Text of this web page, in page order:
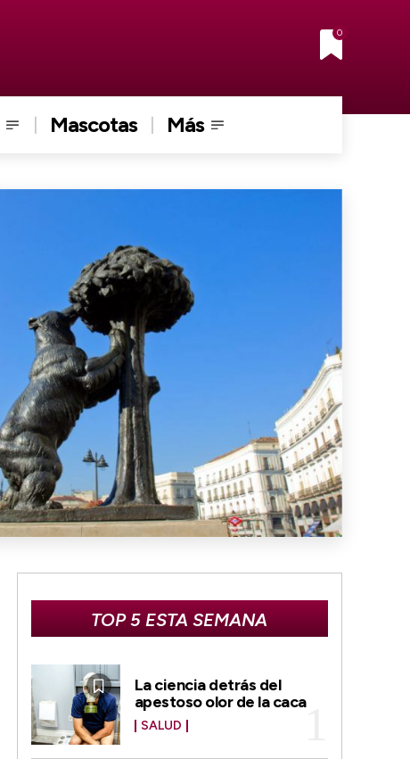
0
Mascotas Más
TOP 5 ESTA SEMANA
La ciencia detrás del
apestoso olor de la caca
SALUD